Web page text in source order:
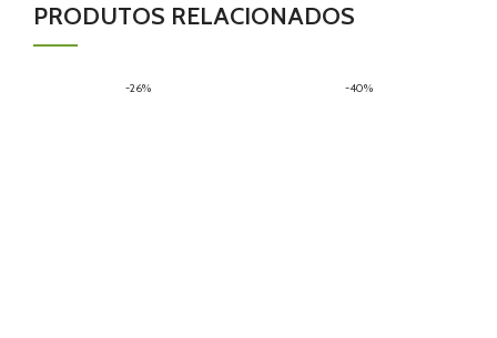
PRODUTOS RELACIONADOS
-26% -40%